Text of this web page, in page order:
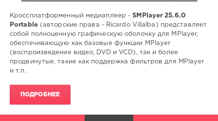
Кроcсплатформенный медиаплеер -SMPlayer 25.6.0
Portable(авторские права - Ricardo Villalba) представляет
собой полноценную графическую оболочку для MPlayer,
обеспечивающую как базовые функции MPlayer
(воспроизведение видео, DVD и VCD), так и более
продвинутые, такие как поддержка фильтров для MPlayer
и т.п.
ПОДРОБНЕЕ